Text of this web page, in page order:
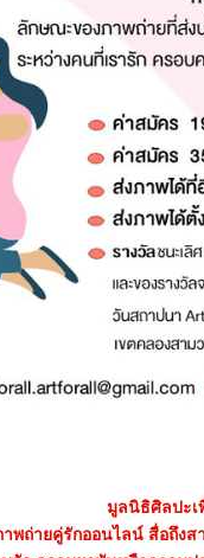
มูลนิธิศิลปะ
พถ่ายคู่รักออนไลน์ สื่อถึง